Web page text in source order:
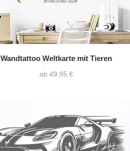
Wandtattoo Weltkarte mit Tieren
ab 49,95 €